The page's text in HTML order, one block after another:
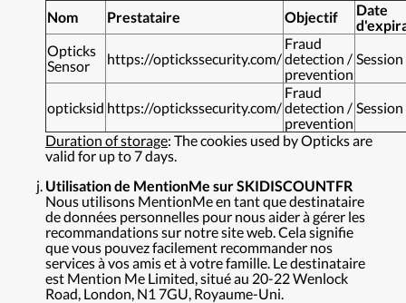
Nom Prestataire Objectif
Date
Opticks
Sensor
https://optickssecurity.com/
Fraud
detection /
prevention
Session
opticksid https://optickssecurity.com/
Fraud
detection /
prevention
Session
Duration of storage: The cookies used by Opticks are
valid for up to 7 days.
Utilisation de MentionMe sur SKIDISCOUNTFR
Nous utilisons MentionMe en tant que destinataire
de données personnelles pour nous aider à gérer les
recommandations sur notre site web. Cela signifie
que vous pouvez facilement recommander nos
services à vos amis et à votre famille. Le destinataire
est Mention Me Limited, situé au 20-22 Wenlock
Road, London, N1 7GU, Royaume-Uni.